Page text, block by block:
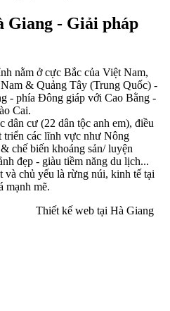
Giang - Giải pháp
nằm ở cực Bắc của Việt Nam,
& Quảng Tây (Trung Quốc) -
- phía Đông giáp với Cao Bằng -
Cai.
dân cư (22 dân tộc anh em), điều
triển các lĩnh vực như Nông
chế biến khoáng sản/ luyện
đẹp - giàu tiềm năng du lịch...
và chủ yếu là rừng núi, kinh tế tại
mạnh mẽ.